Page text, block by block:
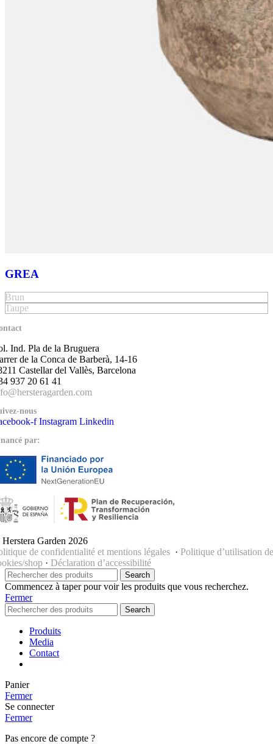
GREA
Brun
Taupe
Ind. Pla de la Bruguera
de la Conca de Barberà, 14-16
Castellar del Vallès, Barcelona
937 20 61 41
nous
f Instagram Linkedin
par:
Garden 2026
de confidentialité et mentions légales · Politique d’utilisation
shop · Déclaration d’accessibilité
Search
Commencez à taper pour voir les produits que vous recherchez.
Fermer
Search
Produits
Media
Contact
Panier
Fermer
Se connecter
Fermer
Pas encore de compte ?